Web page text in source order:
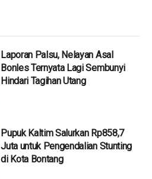
Laporan Palsu, Nelayan Asal
Bonles Ternyata Lagi Sembunyi
Hindari Tagihan Utang
Pupuk Kaltim Salurkan Rp858,7
Juta untuk Pengendalian Stunting
di Kota Bontang